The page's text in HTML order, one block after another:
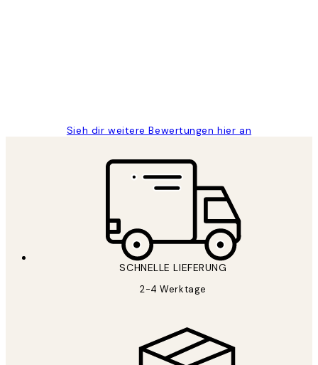
Sieh dir weitere Bewertungen hier an
SCHNELLE LIEFERUNG
2-4 Werktage